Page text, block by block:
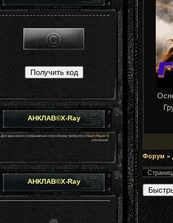
АНКЛАВ©X-Ray
Для красивого отображения этого блока требуетсяFlash Player 9
или выше.
АНКЛАВ©X-Ray
Форум »